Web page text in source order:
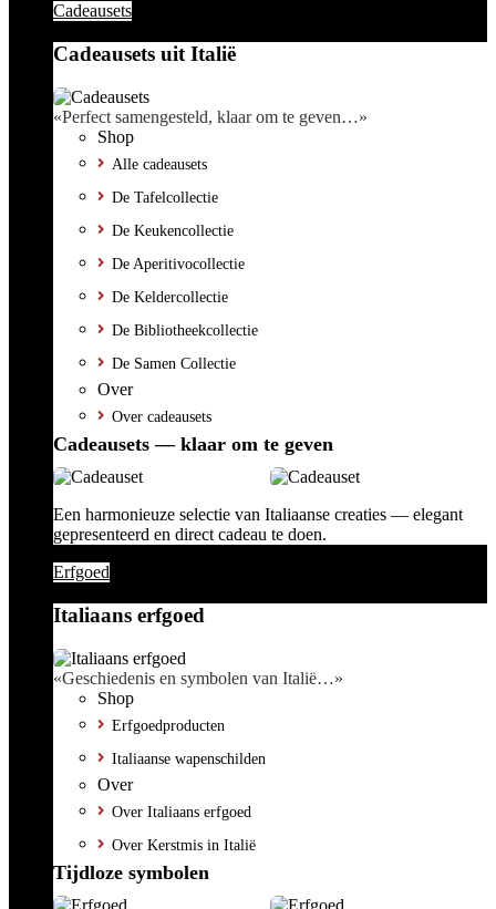
Cadeausets
Cadeausets uit Italië
«Perfect samengesteld, klaar om te geven…»
Shop
Alle cadeausets
De Tafelcollectie
De Keukencollectie
De Aperitivocollectie
De Keldercollectie
De Bibliotheekcollectie
De Samen Collectie
Over
Over cadeausets
Cadeausets — klaar om te geven
Een harmonieuze selectie van Italiaanse creaties — elegant
gepresenteerd en direct cadeau te doen.
Erfgoed
Italiaans erfgoed
«Geschiedenis en symbolen van Italië…»
Shop
Erfgoedproducten
Italiaanse wapenschilden
Over
Over Italiaans erfgoed
Over Kerstmis in Italië
Tijdloze symbolen